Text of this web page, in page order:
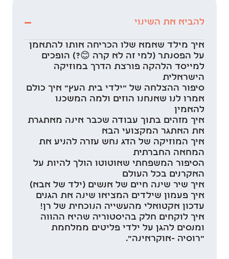
להביא את השינוי
איך מילד שאמא שלו הכריחה אותו להתאמן
על הפסנתר (למי זה לא קרה 😊?) הופכים
למייסד הלהקה פורצת הדרך במוזיקה
הישראלית
סיפור ההצלחה של "ילדי בית העץ" איך כולם
אמרו לנו שאנחנו הוזים ולמה המשכנו
להאמין
איך מזהים בתוך עבודה שכבר אינה מאתגרת
את האתגר המקצועי הבא
איך המוזיקה של הדג נחש עזרה להניע את
המחאה החברתית
הסיפור המשפחתי שאוטוטו הולך להיות על
האקרנים בכל העולם
איך שיר שינה חיים של אנשים (ילד של אבא)
איך פעמון שילדים המציאו שינה את הגנים
עדכון אקטואלי מהעשייה הנוכחית של רן!
איך לוקחים חלק בהיסטוריה שהיא ההווה
ומנסים להגן על ילדי פליטים ממלחמת
"רוסיה -אוקראינה".